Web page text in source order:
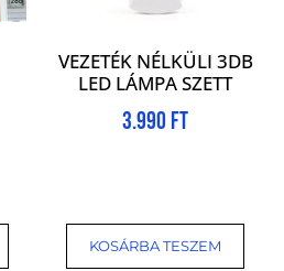
VEZETÉK NÉLKÜLI 3DB
LED LÁMPA SZETT
3.990 Ft
KOSÁRBA TESZEM